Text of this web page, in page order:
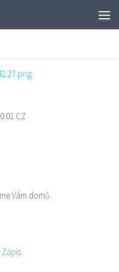
01 CZ
Vám domů